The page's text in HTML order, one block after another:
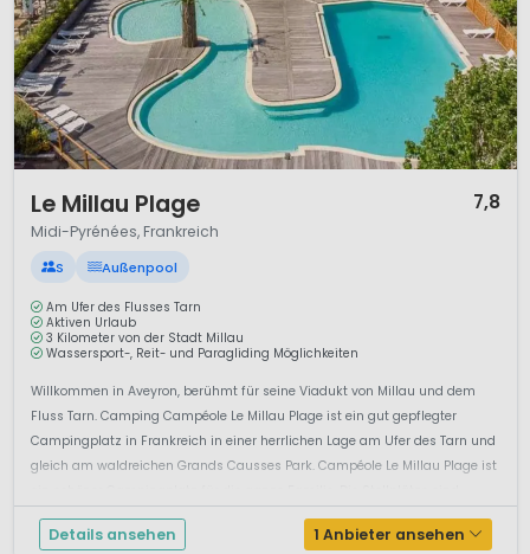
Le Millau Plage 7,8
Midi-Pyrénées, Frankreich
S Außenpool
Am Ufer des Flusses Tarn
Aktiven Urlaub
3 Kilometer von der Stadt Millau
Wassersport-, Reit- und Paragliding Möglichkeiten
Willkommen in Aveyron, berühmt für seine Viadukt von Millau und dem
Fluss Tarn. Camping Campéole Le Millau Plage ist ein gut gepflegter
Campingplatz in Frankreich in einer herrlichen Lage am Ufer des Tarn und
gleich am waldreichen Grands Causses Park. Campéole Le Millau Plage ist
Details ansehen 1 Anbieter ansehen